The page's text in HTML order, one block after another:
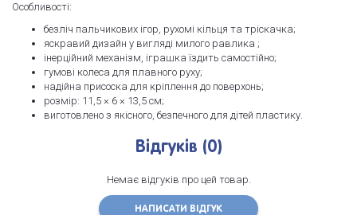
Особливості:
безліч пальчикових ігор, рухомі кільця та тріскачка;
яскравий дизайн у вигляді милого равлика ;
інерційний механізм, іграшка їздить самостійно;
гумові колеса для плавного руху;
надійна присоска для кріплення до поверхонь;
розмір: 11,5 × 6 × 13,5 см;
виготовлено з якісного, безпечного для дітей пластику.
Відгуків (0)
Немає відгуків про цей товар.
НАПИСАТИ ВІДГУК